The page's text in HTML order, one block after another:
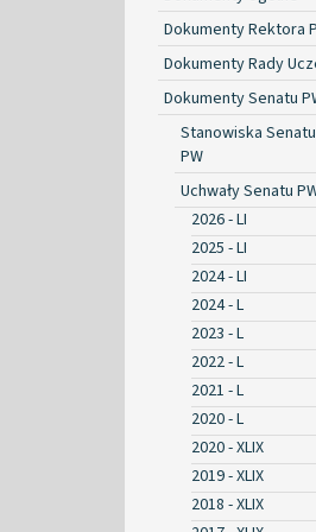
Dokumenty Rektora
Dokumenty Rady
Dokumenty Senatu
Stanowiska Senatu
PW
Uchwały Senatu
2026 - LI
2025 - LI
2024 - LI
2024 - L
2023 - L
2022 - L
2021 - L
2020 - L
2020 - XLIX
2019 - XLIX
2018 - XLIX